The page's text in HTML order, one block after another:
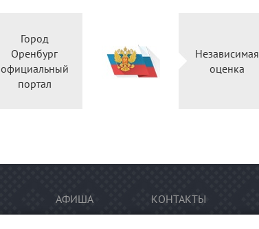
Город
Оренбург
официальный
портал
Независимая
оценка
АФИША КОНТАКТЫ